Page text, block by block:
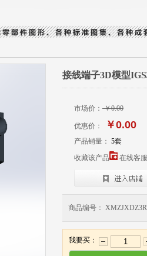
接线端子3D模型
市场价： ￥0.00
优惠价： ￥0.00
产品销量： 5套
收藏该产品
在线客服
商品编号：
我要买：